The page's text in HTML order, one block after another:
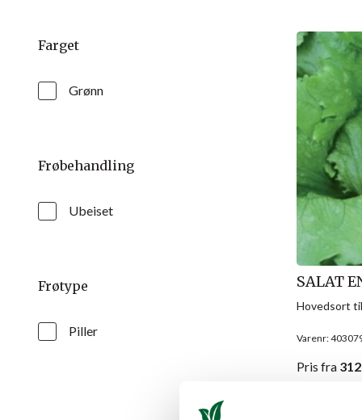
Farget
Grønn
Frøbehandling
Ubeiset
Frøtype
Piller
SALAT
Varenr:
Hovedsort
Pris fra 312